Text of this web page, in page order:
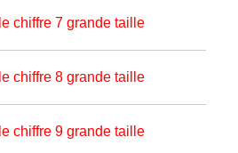
chiffre 7 grande taille
chiffre 8 grande taille
chiffre 9 grande taille